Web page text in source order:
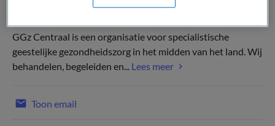
GGz Centraal is een organisatie voor specialistische
geestelijke gezondheidszorg in het midden van het land. Wij
behandelen, begeleiden en... Lees meer
Toon email